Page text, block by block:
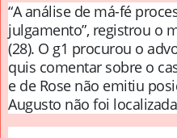
“A análise de má-fé
julgamento”, registrou o
(28). O g1 procurou o
quis comentar sobre o
e de Rose não emitiu
Augusto não foi